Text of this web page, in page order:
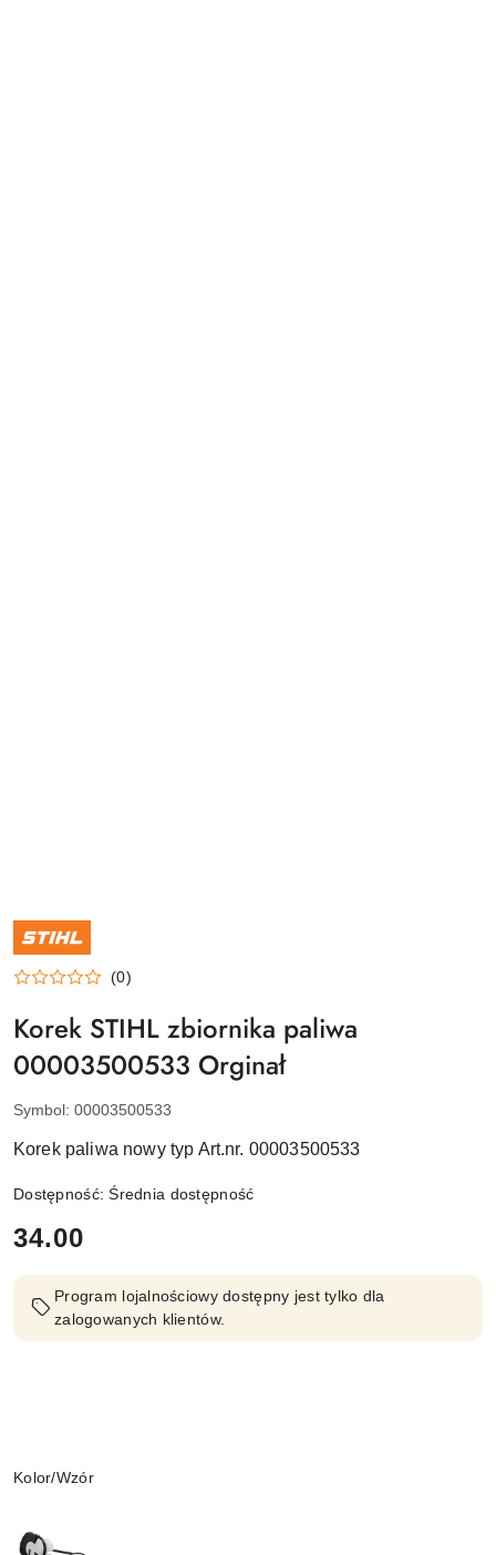
NAZWA
PRODUCENTA:
STIHL
(0)
Korek STIHL zbiornika paliwa
00003500533 Orginał
Symbol: 00003500533
Korek paliwa nowy typ Art.nr. 00003500533
Dostępność:Średnia dostępność
cena:
34.00
Program lojalnościowy dostępny jest tylko dla
zalogowanych klientów.
Wariant
Kolor/Wzór